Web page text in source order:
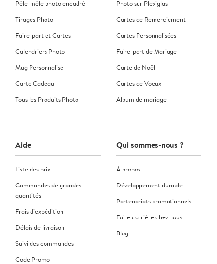
Pêle-mêle photo encadré
Tirages Photo
Faire-part et Cartes
Calendriers Photo
Mug Personnalisé
Carte Cadeau
Tous les Produits Photo
Photo sur Plexiglas
Cartes de Remerciement
Cartes Personnalisées
Faire-part de Mariage
Carte de Noël
Cartes de Voeux
Album de mariage
Aide
Liste des prix
Commandes de grandes
quantités
Frais d’expédition
Délais de livraison
Suivi des commandes
Code Promo
Qui sommes-nous ?
À propos
Développement durable
Partenariats promotionnels
Faire carrière chez nous
Blog